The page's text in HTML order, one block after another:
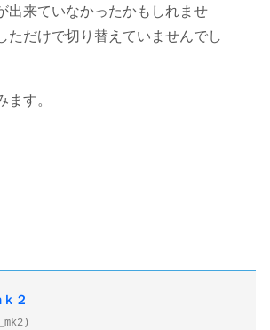
出来ていなかったかもしれませ
ただけで切り替えていませんでし
ます。
ｋ２